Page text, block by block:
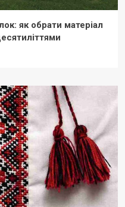
як обрати матеріал